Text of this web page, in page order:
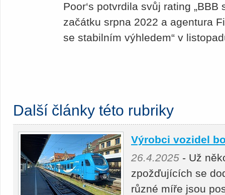
Poor‘s potvrdila svůj rating
začátku srpna 2022 a agentura
se stabilním výhledem“ v
Další články této rubriky
Výrobci vozidel
26.4.2025 - Už
zpožďujících se
různé míře jsou